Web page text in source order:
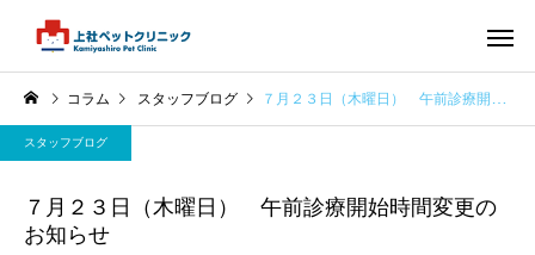
コラム スタッフブログ ７月２３日（木曜日） 午前診療開始時間変更のお知らせ
スタッフブログ
７月２３日（木曜日） 午前診療開始時間変更の
お知らせ